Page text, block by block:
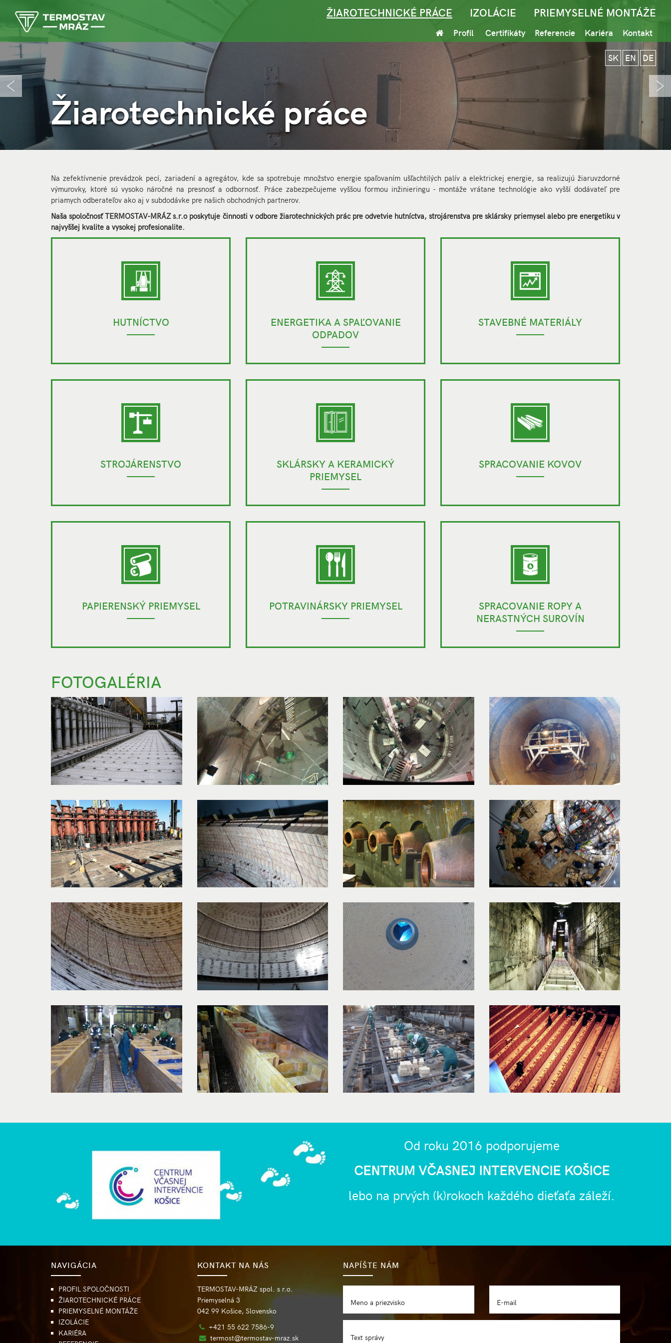
ŽIAROTECHNICKÉ PRÁCE IZOLÁCIE PRIEMYSELNÉ MONTÁŽE
Profil Certifikáty Referencie Kariéra Kontakt
SK EN DE
Žiarotechnické práce
Žiarotechnické práce
Na zefektívnenie prevádzok pecí, zariadení a agregátov, kde sa spotrebuje množstvo energie spaľovaním ušľachtilých palív a elektrickej energie, sa realizujú žiaruvzdorné
výmurovky, ktoré sú vysoko náročné na presnosť a odbornosť. Práce zabezpečujeme vyššou formou inžinieringu - montáže vrátane technológie ako vyšší dodávateľ pre
priamych odberateľov ako aj v subdodávke pre našich obchodných partnerov.
Naša spoločnosť TERMOSTAV-MRÁZ s.r.o poskytuje činnosti v odbore žiarotechnických prác pre odvetvie hutníctva, strojárenstva pre sklársky priemysel alebo pre energetiku v
najvyššej kvalite a vysokej profesionalite.
HUTNÍCTVO
ENERGETIKA A SPAĽOVANIE
ODPADOV
STAVEBNÉ MATERIÁLY
STROJÁRENSTVO
SKLÁRSKY A KERAMICKÝ
PRIEMYSEL
SPRACOVANIE KOVOV
PAPIERENSKÝ PRIEMYSEL POTRAVINÁRSKY PRIEMYSEL
SPRACOVANIE ROPY A
NERASTNÝCH SUROVÍN
FOTOGALÉRIA
Od roku 2016 podporujeme
CENTRUM VČASNEJ INTERVENCIE KOŠICE
lebo na prvých (k)rokoch každého dieťaťa záleží.
NAPÍŠTE NÁM
Meno a priezvisko E-mail
Text správy
NAVIGÁCIA
PROFIL SPOLOČNOSTI
ŽIAROTECHNICKÉ PRÁCE
PRIEMYSELNÉ MONTÁŽE
IZOLÁCIE
KARIÉRA
KONTAKT NA NÁS
TERMOSTAV-MRÁZ spol. s r.o.
Priemyselná 3
042 99 Košice, Slovensko
+421 55 622 7586-9
termost@termostav-mraz.sk